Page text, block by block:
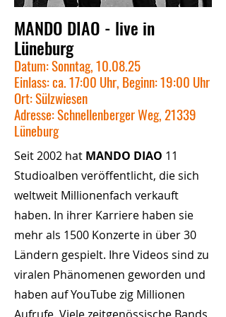
MANDO DIAO - live in
Lüneburg
Datum: Sonntag, 10.08.25
Einlass: ca. 17:00 Uhr, Beginn: 19:00 Uhr
Ort: Sülzwiesen
Adresse: Schnellenberger Weg, 21339
Lüneburg
Seit 2002 hat MANDO DIAO 11
Studioalben veröffentlicht, die sich
weltweit Millionenfach verkauft
haben. In ihrer Karriere haben sie
mehr als 1500 Konzerte in über 30
Ländern gespielt. Ihre Videos sind zu
viralen Phänomenen geworden und
haben auf YouTube zig Millionen